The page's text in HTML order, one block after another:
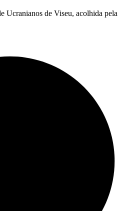
Ucranianos de Viseu, acolhida pela